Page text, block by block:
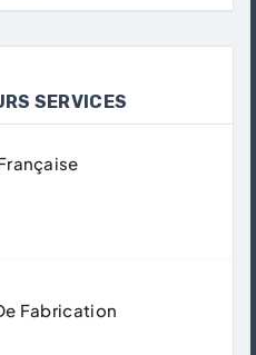
SERVICES
Fabrication